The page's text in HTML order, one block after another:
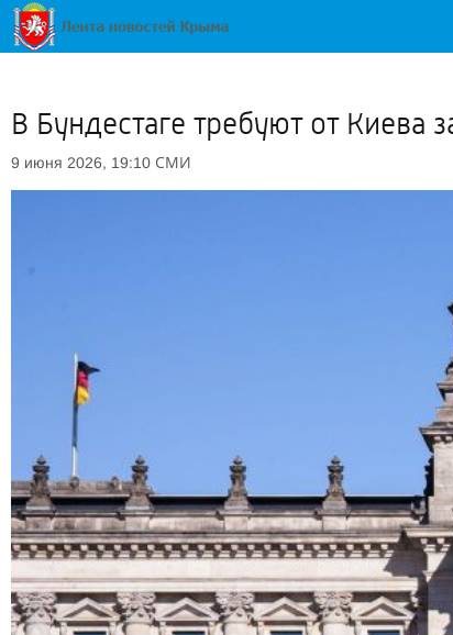
В Бундестаге требуют от Киева
9 июня 2026, 19:10 СМИ